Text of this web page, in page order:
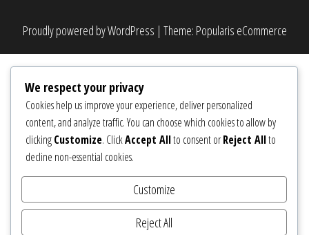
Proudly powered byWordPress | Theme: Popularis eCommerce
We respect your privacy
Cookies help us improve your experience, deliver personalized
content, and analyze traffic. You can choose which cookies to allow by
clickingCustomize. ClickAccept Allto consent orReject Allto
decline non-essential cookies.
Customize
Reject All